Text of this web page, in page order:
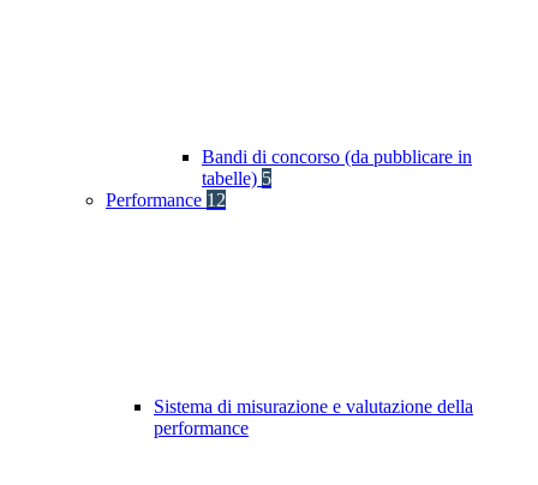
Bandi di concorso (da pubblicare in
tabelle) 5
Performance 12
Sistema di misurazione e valutazione della
performance